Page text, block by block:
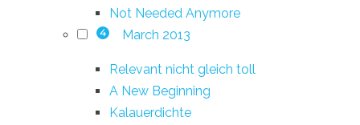
Not Needed Anymore
4 March 2013
Relevant nicht gleich toll
A New Beginning
Kalauerdichte